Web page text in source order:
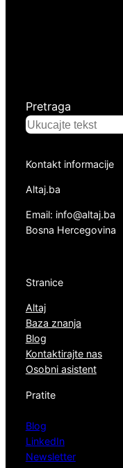
Pretraga
Kontakt informacije
Altaj.ba
Email: info@altaj.ba
Bosna Hercegovina
Stranice
Altaj
Baza znanja
Blog
Kontaktirajte nas
Osobni asistent
Pratite
Blog
LinkedIn
Newsletter